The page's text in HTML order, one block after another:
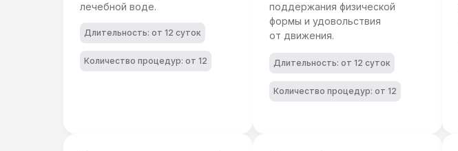
лечебной воде.
Длительность: от 12 суток
Количество процедур: от 12
поддержания физической
формы и удовольствия
от движения.
Длительность: от 12 суток
Количество процедур: от 12